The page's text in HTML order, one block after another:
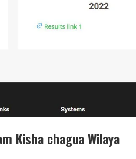
Kisha chagua Wilaya